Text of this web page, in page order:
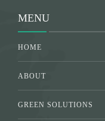
MENU
HOME
ABOUT
GREEN SOLUTIONS